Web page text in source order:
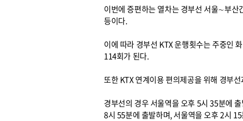
이번에 증편하는 열차는 경부선 서울∼부
등이다.
이에 따라 경부선 KTX 운행횟수는 주중인
114회가 된다.
또한 KTX 연계이용 편의제공을 위해 경부
경부선의 경우 서울역을 오후 5시 35분에
8시 55분에 출발하며, 서울역을 오후 2시